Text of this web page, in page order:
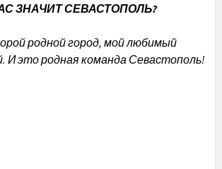
ЗНАЧИТ СЕВАСТОПОЛЬ?
родной город, мой любимый
И это родная команда Севастополь!